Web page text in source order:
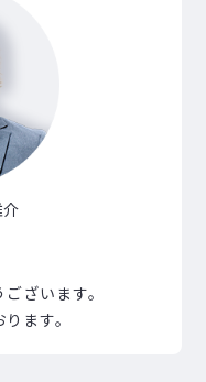
ざいます。
ます。